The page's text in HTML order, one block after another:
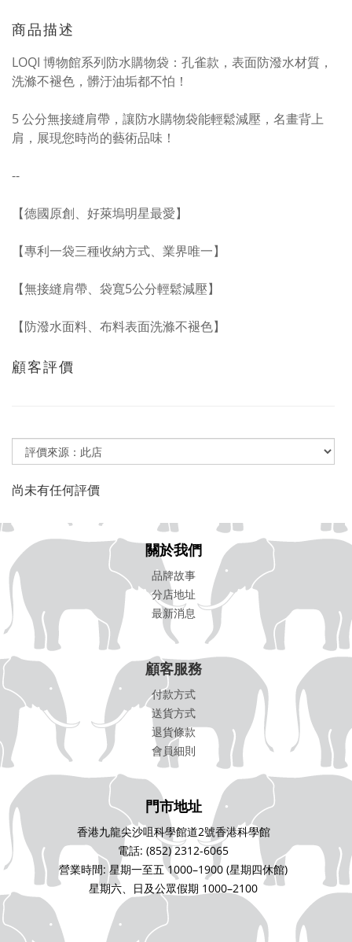
商品描述
LOQI 博物館系列防水購物袋：孔雀款，表面防潑水材質，
洗滌不褪色，髒汙油垢都不怕！
5 公分無接縫肩帶，讓防水購物袋能輕鬆減壓，名畫背上
肩，展現您時尚的藝術品味！
--
【德國原創、好萊塢明星最愛】
【專利一袋三種收納方式、業界唯一】
【無接縫肩帶、袋寬5公分輕鬆減壓】
【防潑水面料、布料表面洗滌不褪色】
顧客評價
尚未有任何評價
關於我們
品牌故事
分店地址
最新消息
顧客服務
付款方式
送貨方式
退貨條款
會員細則
門市地址
香港九龍尖沙咀科學館道2號香港科學館
電話: (852) 2312-6065
營業時間: 星期一至五 1000–1900 (星期四休館)
星期六、日及公眾假期 1000–2100